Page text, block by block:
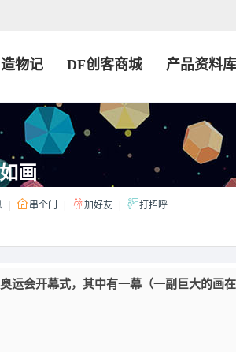
造物记 DF创客商城 产品资料库
画
串个门 加好友 打招呼
会开幕式，其中有一幕（一副巨大的画